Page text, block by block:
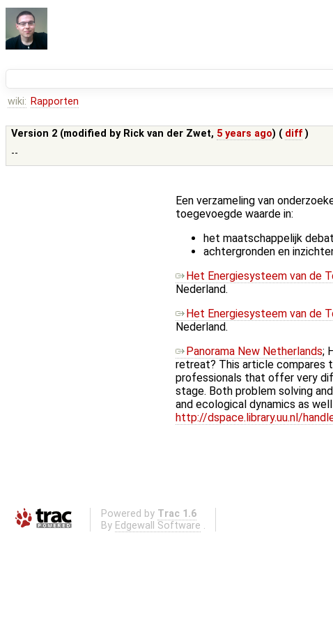
wiki: Rapporten
Version 2 (modified by Rick van der Zwet, 5 years ago) ( diff )
--
Een verzameling van
toegevoegde waarde in:
het maatschappelijk debat
achtergronden en
Het Energiesysteem van de
Nederland.
Het Energiesysteem van de
Nederland.
Panorama New Netherlands;
retreat? This article compares
professionals that offer very
stage. Both problem solving
and ecological dynamics as
http://dspace.library.uu.nl/
Powered by Trac 1.6
By Edgewall Software .